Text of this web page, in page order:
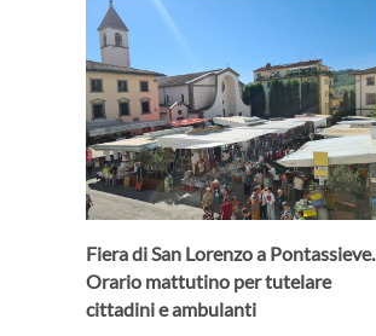
Fiera di San Lorenzo a Pontassieve.
Orario mattutino per tutelare
cittadini e ambulanti